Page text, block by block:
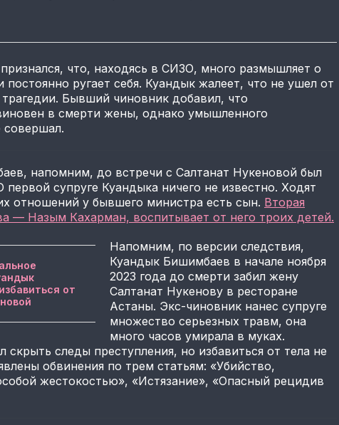
что, находясь в СИЗО, много размышляет о
ругает себя. Куандык жалеет, что не ушел от
Бывший чиновник добавил, что
в смерти жены, однако умышленного
совершал.
напомним, до встречи с Салтанат Нукеновой был
супруге Куандыка ничего не известно. Ходят
отношений у бывшего министра есть сын. Вторая
— Назым Кахарман, воспитывает от него троих детей.
от
Напомним, по версии следствия,
Куандык Бишимбаев в начале ноября
2023 года до смерти забил жену
Салтанат Нукенову в ресторане
Астаны. Экс-чиновник нанес супруге
множество серьезных травм, она
много часов умирала в муках.
скрыть следы преступления, но избавиться от тела не
обвинения по трем статьям: «Убийство,
жестокостью», «Истязание», «Опасный рецидив